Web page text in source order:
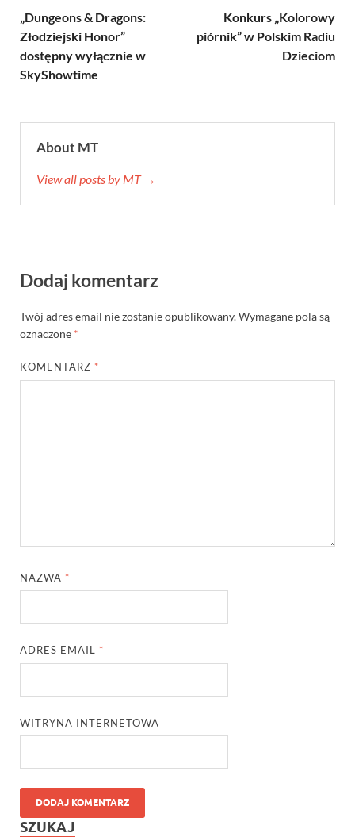
„Dungeons & Dragons:
Złodziejski Honor”
dostępny wyłącznie w
SkyShowtime
Konkurs „Kolorowy
piórnik” w Polskim Radiu
Dzieciom
About MT
View all posts by MT →
Dodaj komentarz
Twój adres email nie zostanie opublikowany.Wymagane pola są
oznaczone *
KOMENTARZ *
NAZWA *
ADRES EMAIL *
WITRYNA INTERNETOWA
SZUKAJ